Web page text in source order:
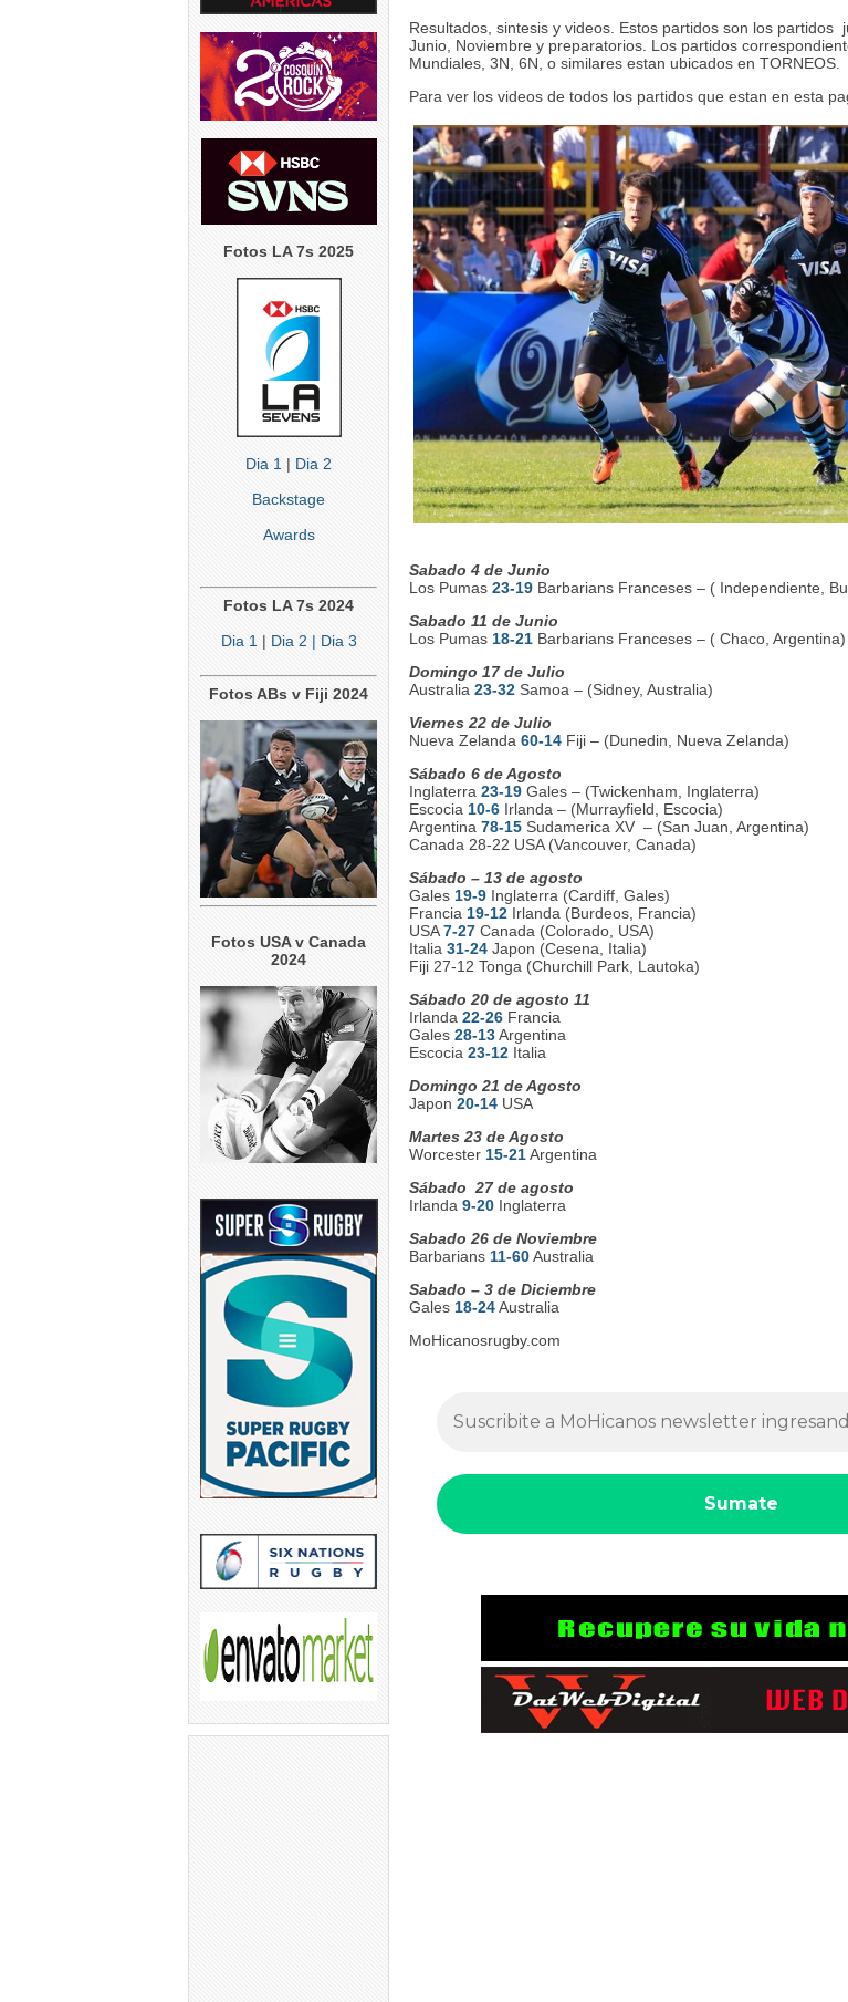
Fotos LA 7s 2025
Dia 1 | Dia 2
Backstage
Awards
Fotos LA 7s 2024
Dia 1 | Dia 2 | Dia 3
Fotos ABs v Fiji 2024
Fotos USA v Canada
2024
Resultados, sintesis y videos. Estos partidos son los partidos
Junio, Noviembre y preparatorios. Los partidos
Mundiales, 3N, 6N, o similares estan ubicados en TORNEOS.
Para ver los videos de todos los partidos que estan en esta
Sabado 4 de Junio
Los Pumas 23-19 Barbarians Franceses – ( Independiente,
Sabado 11 de Junio
Los Pumas 18-21 Barbarians Franceses – ( Chaco, Argentina)
Domingo 17 de Julio
Australia 23-32 Samoa – (Sidney, Australia)
Viernes 22 de Julio
Nueva Zelanda 60-14 Fiji – (Dunedin, Nueva Zelanda)
Sábado 6 de Agosto
Inglaterra 23-19 Gales – (Twickenham, Inglaterra)
Escocia 10-6 Irlanda – (Murrayfield, Escocia)
Argentina 78-15 Sudamerica XV – (San Juan, Argentina)
Canada 28-22 USA (Vancouver, Canada)
Sábado – 13 de agosto
Gales 19-9 Inglaterra (Cardiff, Gales)
Francia 19-12 Irlanda (Burdeos, Francia)
USA7-27 Canada (Colorado, USA)
Italia 31-24 Japon (Cesena, Italia)
Fiji 27-12 Tonga (Churchill Park, Lautoka)
Sábado 20 de agosto 11
Irlanda 22-26 Francia
Gales 28-13Argentina
Escocia 23-12 Italia
Domingo 21 de Agosto
Japon 20-14 USA
Martes 23 de Agosto
Worcester 15-21Argentina
Sábado 27 de agosto
Irlanda 9-20 Inglaterra
Sabado 26 de Noviembre
Barbarians 11-60Australia
Sabado – 3 de Diciembre
Gales 18-24Australia
MoHicanosrugby.com
5